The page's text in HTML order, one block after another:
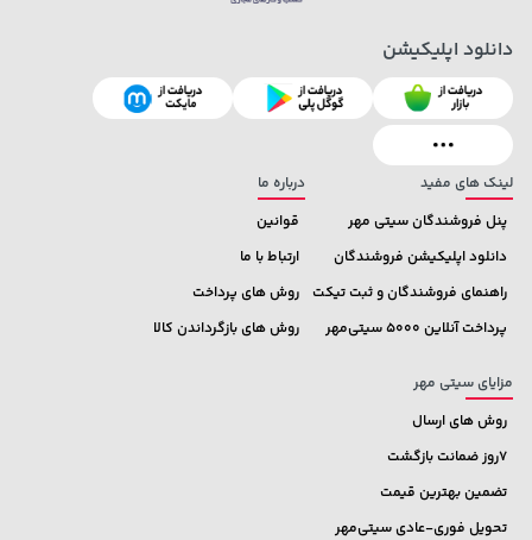
23,280,000 تومان خرید
6,580,000
لینک های مفید
پنل فروشندگان سیتی مهر
دانلود اپلیکیشن فروشندگان
راهنمای فروشندگان و ثبت تیکت
پرداخت آنلاین 5000 سیتی‌مهر
درباره ما
قوانین
ارتباط با ما
روش های پرداخت
روش های بازگرداندن کالا
مزایای سیتی مهر
روش های ارسال
7روز ضمانت بازگشت
تضمین بهترین قیمت
تحویل فوری-عادی سیتی‌مهر
دانلود اپلیکیشن